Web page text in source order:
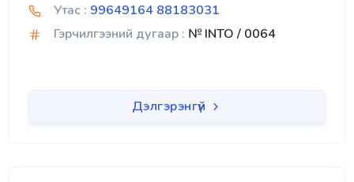
Утас : 99649164 88183031
Гэрчилгээний дугаар : № INTO / 0064
Дэлгэрэнгүй